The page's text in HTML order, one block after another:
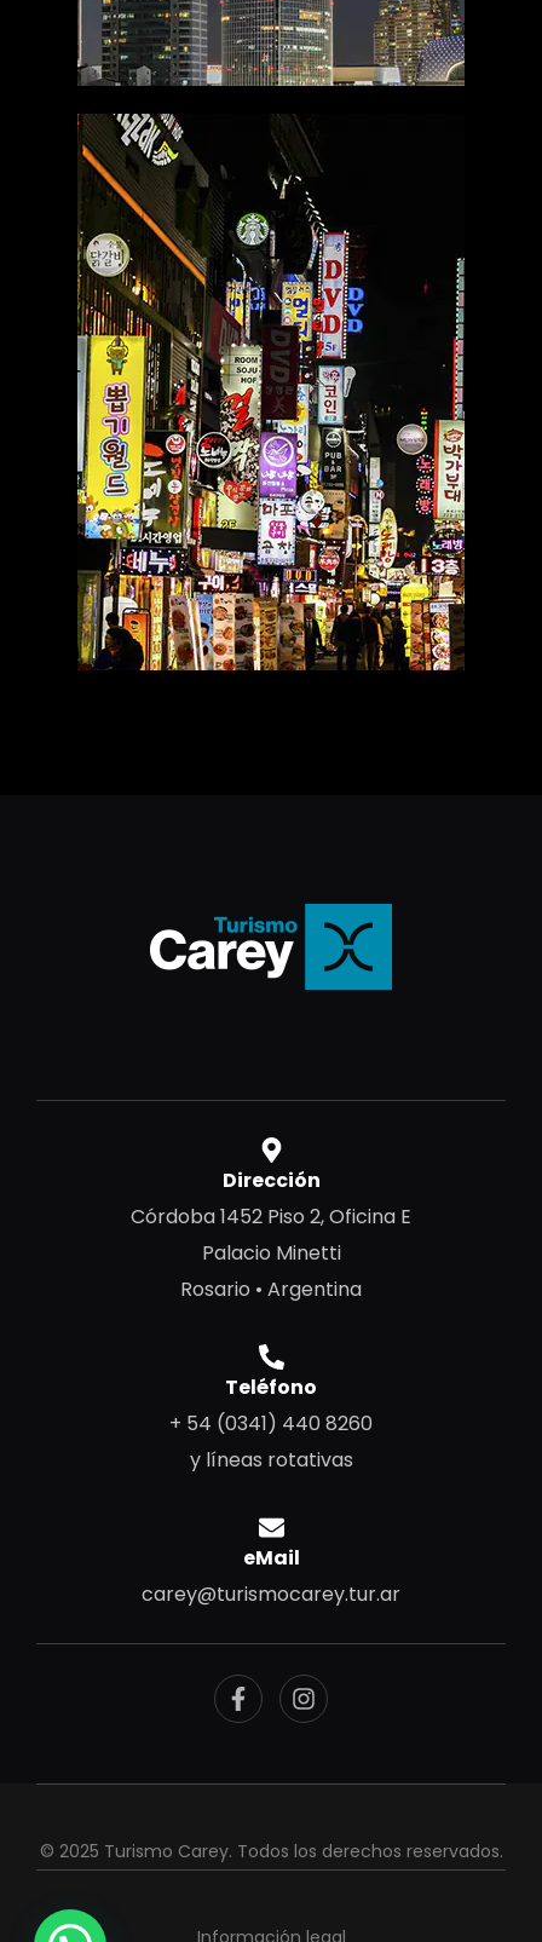
Dirección
Córdoba 1452 Piso 2, Oficina E
Palacio Minetti
Rosario • Argentina
Teléfono
+ 54 (0341) 440 8260
y líneas rotativas
eMail
carey@turismocarey.tur.ar
© 2025 Turismo Carey. Todos los derechos reservados.
Información legal